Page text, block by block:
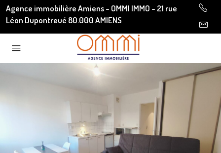
Agence immobilière Amiens - OMMI IMMO - 21 rue
Léon Dupontreué 80.000 AMIENS